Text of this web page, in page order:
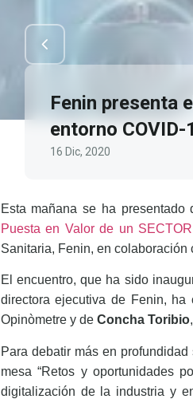
Fenin presenta
entorno COVID-
16 Dic, 2020
Esta mañana se ha presentado
Puesta en Valor de un
Sanitaria, Fenin, en colaboración
El encuentro, que ha sido
directora ejecutiva de Fenin,
Opinòmetre y de Concha Toribio
Para debatir más en
mesa “Retos y oportunidades
digitalización de la industria y